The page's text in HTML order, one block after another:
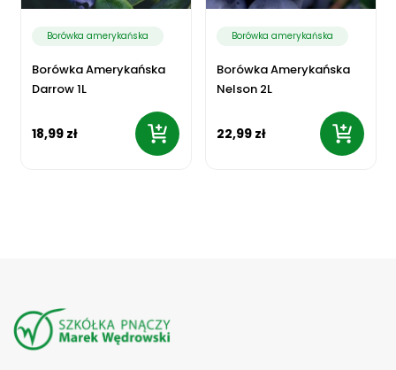
Borówka amerykańska
Borówka Amerykańska
Darrow 1L
18,99 zł
Borówka amerykańska
Borówka Amerykańska
Nelson 2L
22,99 zł